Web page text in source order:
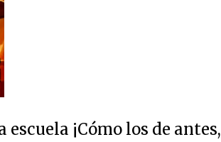
¡Cómo los de antes,